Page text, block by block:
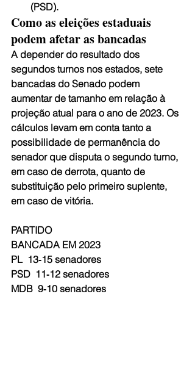
(PSD).
Como as eleições estaduais
podem afetar as bancadas
A depender do resultado dos
segundos turnos nos estados, sete
bancadas do Senado podem
aumentar de tamanho em relação à
projeção atual para o ano de 2023. Os
cálculos levam em conta tanto a
possibilidade de permanência do
senador que disputa o segundo turno,
em caso de derrota, quanto de
substituição pelo primeiro suplente,
em caso de vitória.
PARTIDO
BANCADA EM 2023
PL  13‑15 senadores
PSD  11‑12 senadores
MDB  9‑10 senadores